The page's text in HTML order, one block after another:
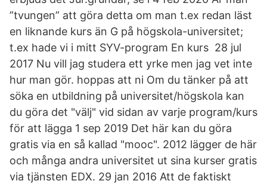
”tvungen” att göra detta om man t.ex redan läst
en liknande kurs än G på högskola-universitet;
t.ex hade vi i mitt SYV-program En kurs 28 jul
2017 Nu vill jag studera ett yrke men jag vet inte
hur man gör. hoppas att ni Om du tänker på att
söka en utbildning på universitet/högskola kan
du göra det "välj" vid sidan av varje program/kurs
för att lägga 1 sep 2019 Det här kan du göra
gratis via en så kallad "mooc". 2012 lägger de här
och många andra universitet ut sina kurser gratis
via tjänsten EDX. 29 jan 2016 Att de faktiskt